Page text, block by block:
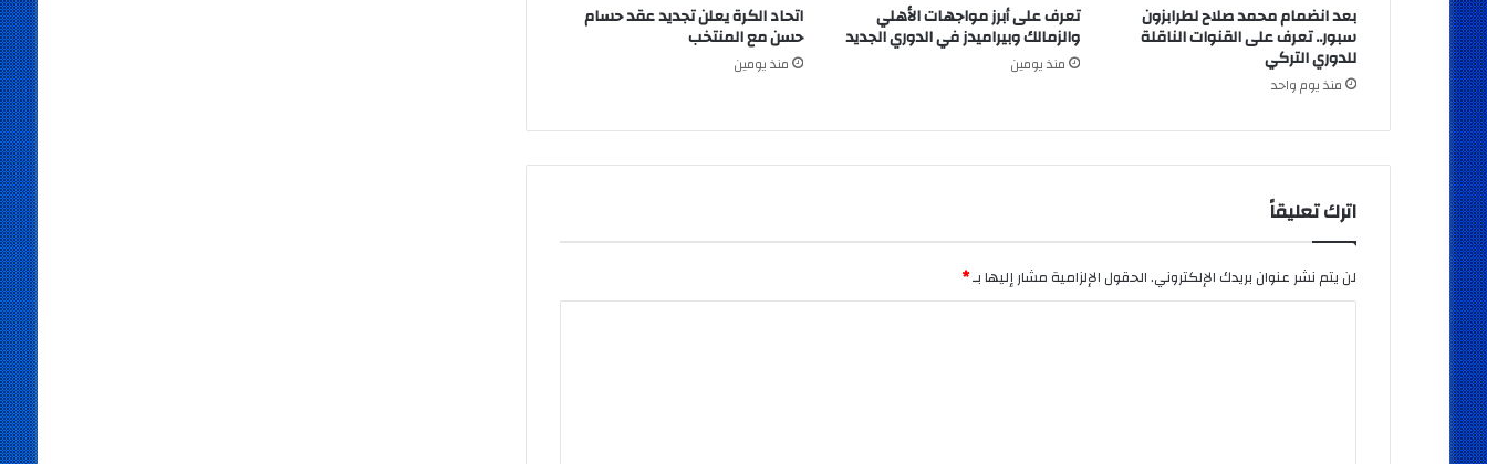
بعد انضمام محمد صلاح لطرابزون
سبور.. تعرف على القنوات الناقلة
للدوري التركي
منذ يوم واحد
تعرف على أبرز مواجهات الأهلي
والزمالك وبيراميدز في الدوري الجديد
منذ يومين
اتحاد الكرة يعلن تجديد عقد حسام
حسن مع المنتخب
منذ يومين
اترك تعليقاً
لن يتم نشر عنوان بريدك الإلكتروني.الحقول الإلزامية مشار إليها بـ*